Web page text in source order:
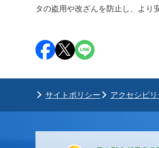
タの盗用や改ざんを防止し、より
サイトポリシー アクセシビ